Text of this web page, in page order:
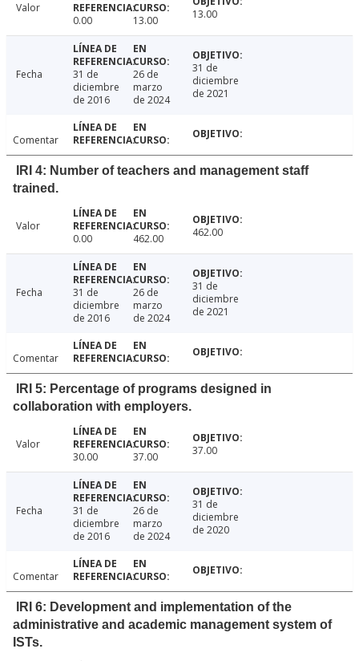
Valor
0.00
13.00 13.00
Fecha
31 de
diciembre
de 2016
26 de
marzo
de 2024
31 de
diciembre
de 2021
Comentar
IRI 4: Number of teachers and management staff
trained.
Valor
0.00
462.00 462.00
Fecha
31 de
diciembre
de 2016
26 de
marzo
de 2024
31 de
diciembre
de 2021
Comentar
IRI 5: Percentage of programs designed in
collaboration with employers.
Valor
30.00
37.00 37.00
Fecha
31 de
diciembre
de 2016
26 de
marzo
de 2024
31 de
diciembre
de 2020
Comentar
IRI 6: Development and implementation of the
administrative and academic management system of
ISTs.